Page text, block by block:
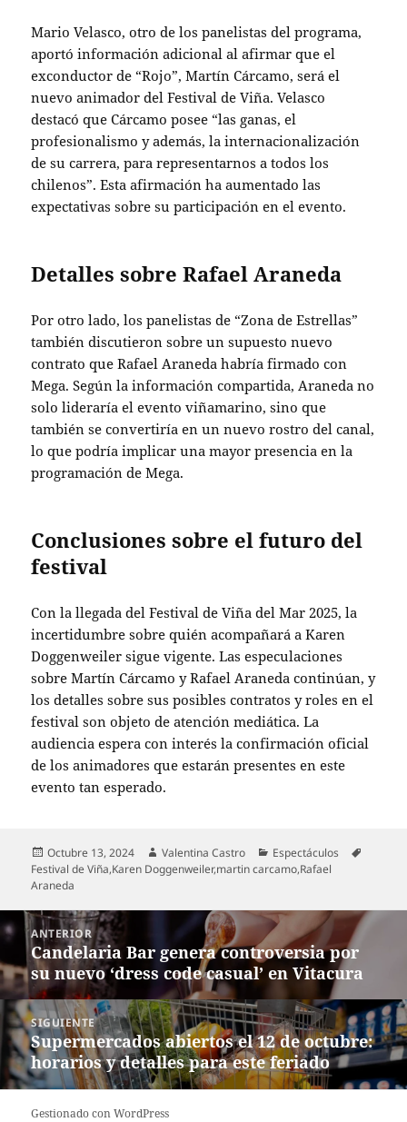
Mario Velasco, otro de los panelistas del programa,
aportó información adicional al afirmar que el
exconductor de “Rojo”, Martín Cárcamo, será el
nuevo animador del Festival de Viña. Velasco
destacó que Cárcamo posee “las ganas, el
profesionalismo y además, la internacionalización
de su carrera, para representarnos a todos los
chilenos”. Esta afirmación ha aumentado las
expectativas sobre su participación en el evento.
Detalles sobre Rafael Araneda
Por otro lado, los panelistas de “Zona de Estrellas”
también discutieron sobre un supuesto nuevo
contrato que Rafael Araneda habría firmado con
Mega. Según la información compartida, Araneda no
solo lideraría el evento viñamarino, sino que
también se convertiría en un nuevo rostro del canal,
lo que podría implicar una mayor presencia en la
programación de Mega.
Conclusiones sobre el futuro del
festival
Con la llegada del Festival de Viña del Mar 2025, la
incertidumbre sobre quién acompañará a Karen
Doggenweiler sigue vigente. Las especulaciones
sobre Martín Cárcamo y Rafael Araneda continúan, y
los detalles sobre sus posibles contratos y roles en el
festival son objeto de atención mediática. La
audiencia espera con interés la confirmación oficial
de los animadores que estarán presentes en este
evento tan esperado.
Publicado
el
Octubre 13, 2024 Autor
Valentina Castro Categorías
Espectáculos
Festival de Viña,Karen Doggenweiler,martin carcamo,Rafael
Araneda
Navegación
de
entradas
ANTERIOR
Entrada
anterior:
Candelaria Bar genera controversia por
su nuevo ‘dress code casual’ en Vitacura
SIGUIENTE
Entrada
siguiente:
Supermercados abiertos el 12 de octubre:
horarios y detalles para este feriado
Gestionado con WordPress